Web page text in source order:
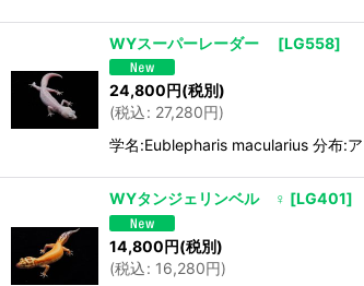
WYスーパーレーダー [LG558]
24,800円(税別)
(税込: 27,280円)
学名:Eublepharis macularius 分布:
WYタンジェリンベル ♀ [LG401]
14,800円(税別)
(税込: 16,280円)